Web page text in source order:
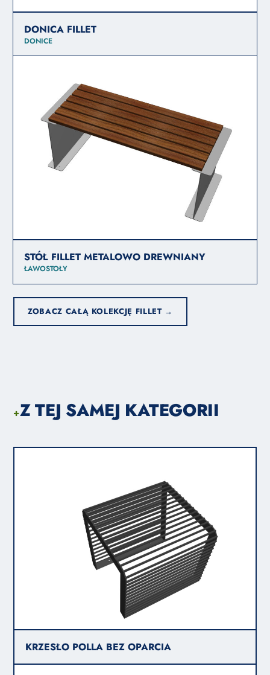
DONICA FILLET
DONICE
STÓŁ FILLET METALOWO DREWNIANY
ŁAWOSTOŁY
ZOBACZ CAŁĄ KOLEKCJĘ FILLET →
+Z TEJ SAMEJ KATEGORII
KRZESŁO POLLA BEZ OPARCIA